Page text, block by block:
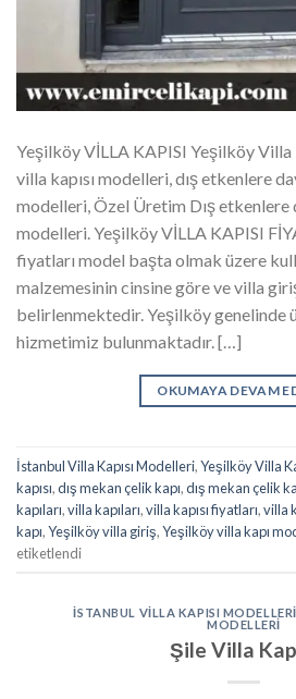
Yeşilköy VİLLA KAPISI Yeşilköy Villa
villa kapısı modelleri, dış etkenlere
modelleri, Özel Üretim Dış etkenlere
modelleri. Yeşilköy VİLLA KAPISI
fiyatları model başta olmak üzere
malzemesinin cinsine göre ve villa
belirlenmektedir. Yeşilköy genelinde
hizmetimiz bulunmaktadır. […]
OKUMAYA DEVAM
İstanbul Villa Kapısı Modelleri,Yeşilköy Villa
kapısı,dış mekan çelik kapı,dış mekan çelik
kapıları,villa kapıları,villa kapısı fiyatları,villa
kapı,Yeşilköy villa giriş,Yeşilköy villa kapı
etiketlendi
İSTANBUL VILLA KAPISI MODELLERI
MODELLERI
Şile Villa